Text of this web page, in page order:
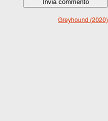
Greyhound (2020)